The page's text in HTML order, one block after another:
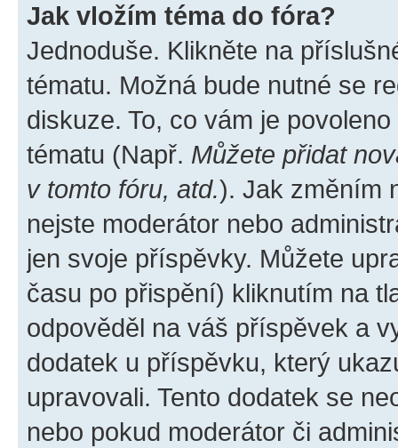
Jak vložím téma do fóra?
Jednoduše. Klikněte na
tématu. Možná bude nutné se
diskuze. To, co vám je
tématu (Např. Můžete přidat
v tomto fóru, atd.). Jak změním
nejste moderátor nebo
jen svoje příspěvky. Můžete
času po přispění) kliknutím na
odpověděl na váš příspěvek a
dodatek u příspěvku, který
upravovali. Tento dodatek se
nebo pokud moderátor či